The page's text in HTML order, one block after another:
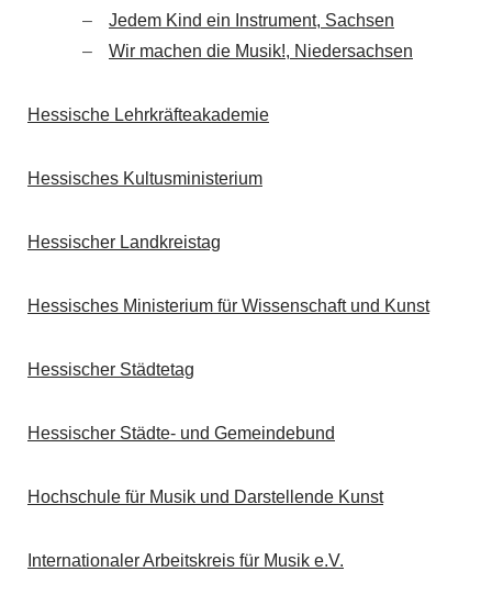
Jedem Kind ein Instrument, Sachsen
Wir machen die Musik!, Niedersachsen
Hessische Lehrkräfteakademie
Hessisches Kultusministerium
Hessischer Landkreistag
Hessisches Ministerium für Wissenschaft und Kunst
Hessischer Städtetag
Hessischer Städte- und Gemeindebund
Hochschule für Musik und Darstellende Kunst
Internationaler Arbeitskreis für Musik e.V.